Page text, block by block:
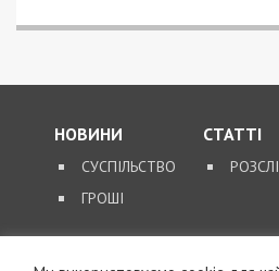
НОВИНИ
СУСПІЛЬСТВО
ГРОШІ
СТАТТІ